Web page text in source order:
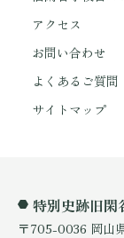
アクセス
お問い合わせ
よくあるご質問
サイトマップ
特別史跡旧閑
〒705-0036 岡山